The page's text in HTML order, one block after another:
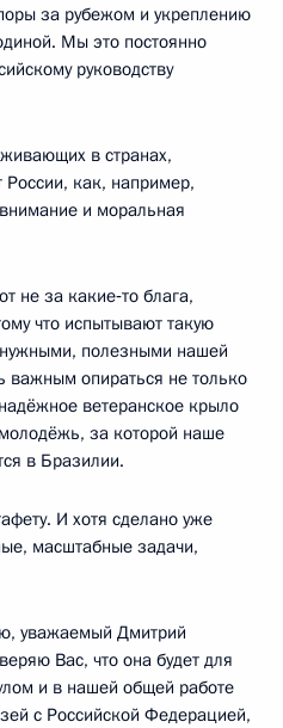
за рубежом и укреплению
Мы это постоянно
руководству
в странах,
России, как, например,
и моральная
не за какие‑то блага,
что испытывают такую
полезными нашей
важным опираться не только
ветеранское крыло
за которой наше
в Бразилии.
И хотя сделано уже
масштабные задачи,
уважаемый Дмитрий
Вас, что она будет для
и в нашей общей работе
с Российской Федерацией,